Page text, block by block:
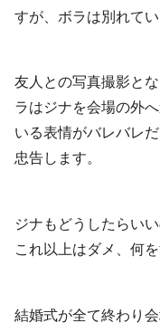
すが、ボラは別れて
友人との写真撮影と
ラはジナを会場の外
いる表情がバレバレ
忠告します。
ジナもどうしたらい
これ以上はダメ、何
結婚式が全て終わり